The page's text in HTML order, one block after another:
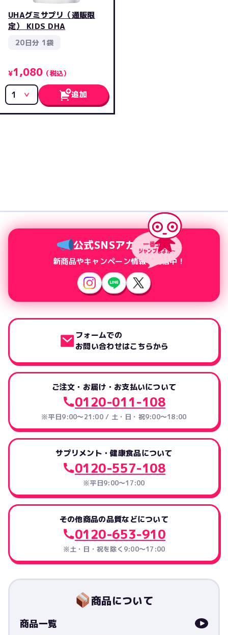
UHAグミサプリ（通販限
定） KIDS DHA
20日分 1袋
¥1,080 （税込）
追加
公式SNSアカウント
新商品やキャンペーン情報を配信中！
フォームでの
お問い合わせはこちらから
ご注文・お届け・お支払いについて
0120-011-108
※平日9:00～21:00 / 土・日・祝9:00～18:00
サプリメント・健康食品について
0120-557-108
※平日9:00～17:00
その他商品の品質などについて
0120-653-910
※土・日・祝を除く9:00〜17:00
商品について
商品一覧